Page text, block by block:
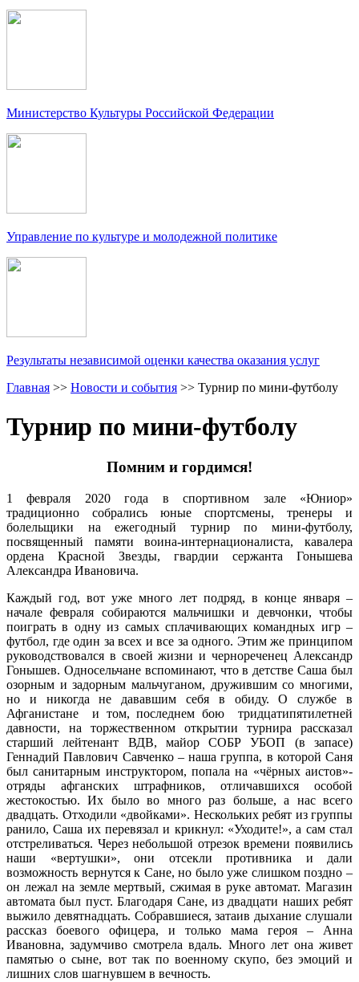
Министерство Культуры Российской Федерации
Управление по культуре и молодежной политике
Результаты независимой оценки качества оказания услуг
Главная >> Новости и события >> Турнир по мини-футболу
Турнир по мини-футболу
Помним и гордимся!
1 февраля 2020 года в спортивном зале «Юниор»
традиционно собрались юные спортсмены, тренеры и
болельщики на ежегодный турнир по мини-футболу,
посвященный памяти воина-интернационалиста, кавалера
ордена Красной Звезды, гвардии сержанта Гонышева
Александра Ивановича.
Каждый год, вот уже много лет подряд, в конце января –
начале февраля собираются мальчишки и девчонки, чтобы
поиграть в одну из самых сплачивающих командных игр –
футбол, где один за всех и все за одного. Этим же принципом
руководствовался в своей жизни и чернореченец Александр
Гонышев. Односельчане вспоминают, что в детстве Саша был
озорным и задорным мальчуганом, дружившим со многими,
но и никогда не дававшим себя в обиду. О службе в
Афганистане и том, последнем бою тридцатипятилетней
давности, на торжественном открытии турнира рассказал
старший лейтенант ВДВ, майор СОБР УБОП (в запасе)
Геннадий Павлович Савченко – наша группа, в которой Саня
был санитарным инструктором, попала на «чёрных аистов»-
отряды афганских штрафников, отличавшихся особой
жестокостью. Их было во много раз больше, а нас всего
двадцать. Отходили «двойками». Нескольких ребят из группы
ранило, Саша их перевязал и крикнул: «Уходите!», а сам стал
отстреливаться. Через небольшой отрезок времени появились
наши «вертушки», они отсекли противника и дали
возможность вернутся к Сане, но было уже слишком поздно –
он лежал на земле мертвый, сжимая в руке автомат. Магазин
автомата был пуст. Благодаря Сане, из двадцати наших ребят
выжило девятнадцать. Собравшиеся, затаив дыхание слушали
рассказ боевого офицера, и только мама героя – Анна
Ивановна, задумчиво смотрела вдаль. Много лет она живет
памятью о сыне, вот так по военному скупо, без эмоций и
лишних слов шагнувшем в вечность.